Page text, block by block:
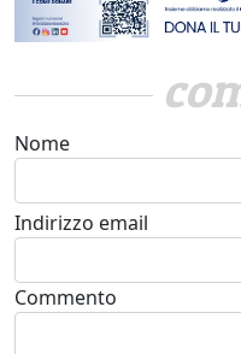
Nome
Indirizzo email
Commento